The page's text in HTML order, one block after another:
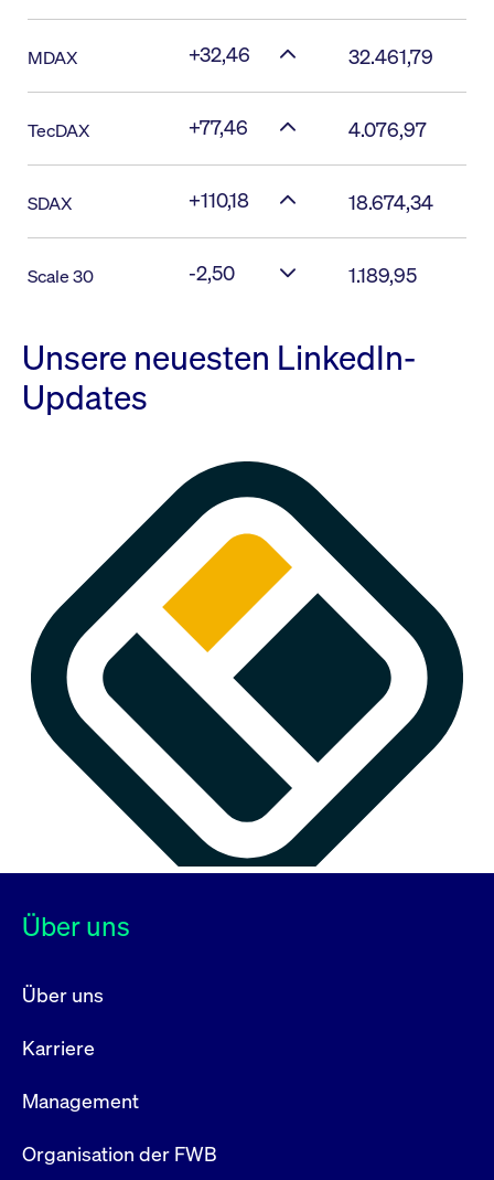
MDAX +32,46 32.461,79
TecDAX +77,46 4.076,97
SDAX +110,18 18.674,34
Scale 30 -2,50 1.189,95
Unsere neuesten LinkedIn-
Updates
Über uns
Über uns
Karriere
Management
Organisation der FWB